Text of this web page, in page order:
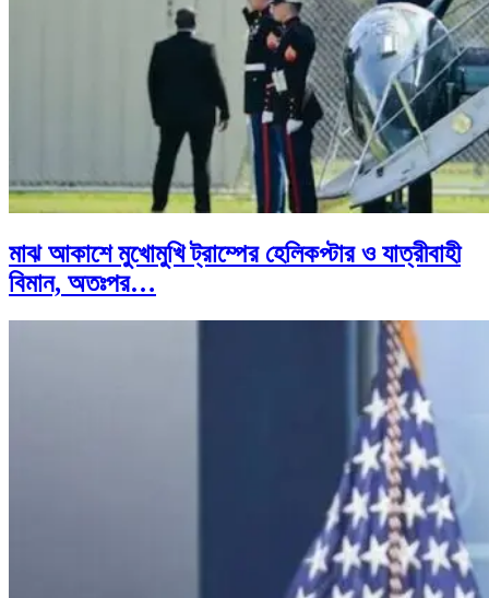
মাঝ আকাশে মুখোমুখি ট্রাম্পের হেলিকপ্টার ও যাত্রীবাহী
বিমান, অতঃপর…